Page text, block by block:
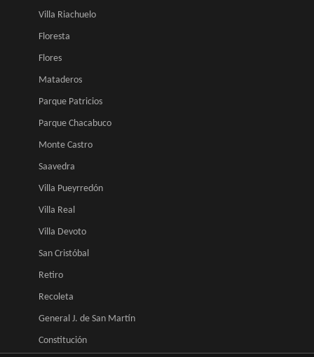
Villa Riachuelo
Floresta
Flores
Mataderos
Parque Patricios
Parque Chacabuco
Monte Castro
Saavedra
Villa Pueyrredón
Villa Real
Villa Devoto
San Cristóbal
Retiro
Recoleta
General J. de San Martín
Constitución